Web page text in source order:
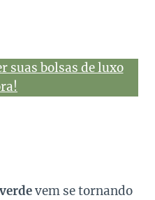
suas bolsas de luxo
vem se tornando